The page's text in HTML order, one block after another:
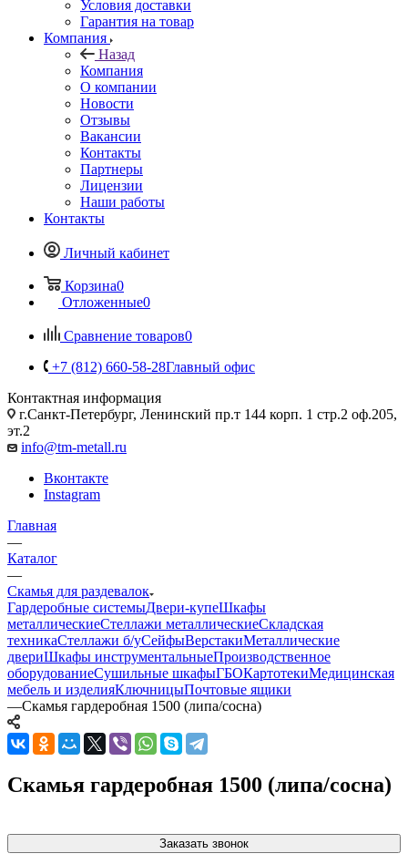
Условия доставки
Гарантия на товар
Компания
Назад
Компания
О компании
Новости
Отзывы
Вакансии
Контакты
Партнеры
Лицензии
Наши работы
Контакты
Личный кабинет
Корзина0
Отложенные0
Сравнение товаров0
+7 (812) 660-58-28Главный офис
Контактная информация
г.Санкт-Петербург, Ленинский пр.т 144 корп. 1 стр.2 оф.205,
эт.2
info@tm-metall.ru
Вконтакте
Instagram
Главная
—
Каталог
—
Скамья для раздевалок
Гардеробные системыДвери-купеШкафы
металлическиеСтеллажи металлическиеСкладская
техникаСтеллажи б/уСейфыВерстакиМеталлические
двериШкафы инструментальныеПроизводственное
оборудованиеСушильные шкафыГБОКартотекиМедицинская
мебель и изделияКлючницыПочтовые ящики
—Скамья гардеробная 1500 (липа/сосна)
Скамья гардеробная 1500 (липа/сосна)
Заказать звонок